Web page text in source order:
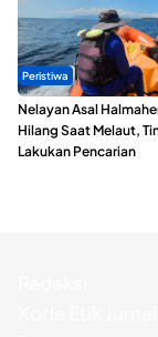
Peristiwa
Nelayan Asal
Hilang Saat Melaut,
Lakukan Pencarian